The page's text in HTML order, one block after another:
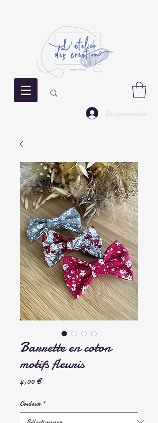
Se connecter
Barrette en coton
motifs fleuris
4,00 €Prix
Couleur *